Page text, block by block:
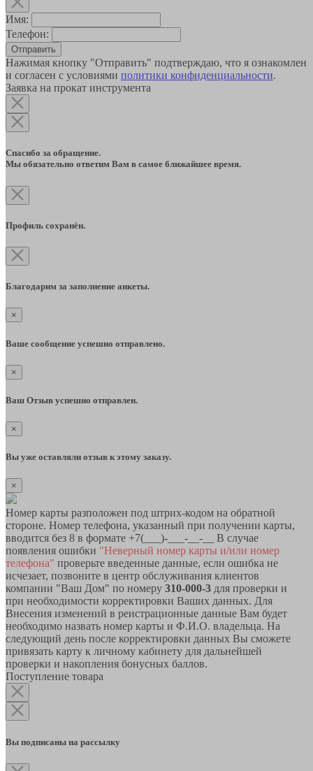
Имя:
Телефон:
Отправить
Нажимая кнопку "Отправить" подтверждаю, что я ознакомлен
и согласен с условиями политики конфиденциальности.
Заявка на прокат инструмента
Спасибо за обращение.
Мы обязательно ответим Вам в самое ближайшее время.
Профиль сохранён.
Благодарим за заполнение анкеты.
×
Ваше сообщение успешно отправлено.
×
Ваш Отзыв успешно отправлен.
×
Вы уже оставляли отзыв к этому заказу.
×
Номер карты разположен под штрих-кодом на обратной
стороне. Номер телефона, указанный при получении карты,
вводится без 8 в формате +7(___)-___-__-__ В случае
появления ошибки "Неверный номер карты и/или номер
телефона" проверьте введенные данные, если ошибка не
исчезает, позвоните в центр обслуживания клиентов
компании "Ваш Дом" по номеру 310-000-3 для проверки и
при необходимости корректировки Ваших данных. Для
Внесения изменений в реистрационные данные Вам будет
необходимо назвать номер карты и Ф.И.О. владельца. На
следующий день после корректировки данных Вы сможете
привязать карту к личному кабинету для дальнейшей
проверки и накопления бонусных баллов.
Поступление товара
Вы подписаны на рассылку